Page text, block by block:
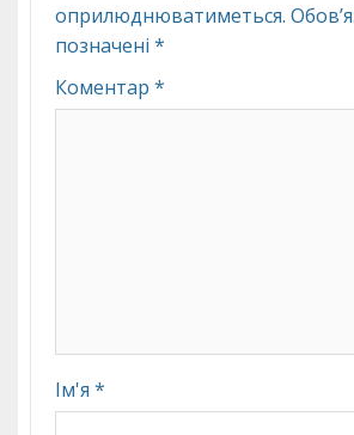
оприлюднюватиметься.
позначені *
Коментар *
Ім'я *